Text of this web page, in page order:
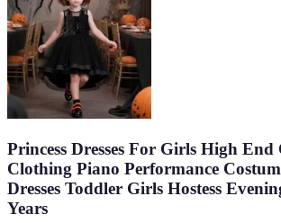
Princess Dresses For Girls High
Clothing Piano Performance
Dresses Toddler Girls Hostess
Years